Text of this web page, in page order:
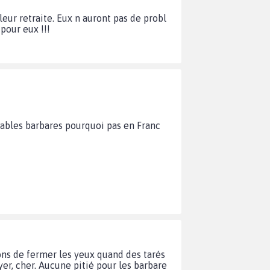
retraite. Eux n auront pas de probl
eux !!!
barbares pourquoi pas en Franc
de fermer les yeux quand des tarés
cher. Aucune pitié pour les barbare